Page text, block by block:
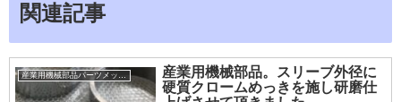
関連記事
産業用機械部品。スリーブ外径に
硬質クロームめっきを施し研磨仕